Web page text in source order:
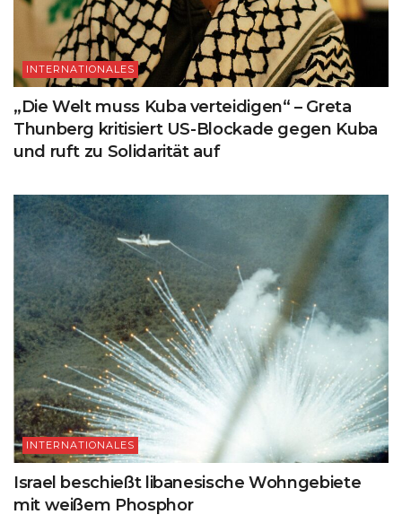
INTERNATIONALES
„Die Welt muss Kuba verteidigen“ – Greta
Thunberg kritisiert US-Blockade gegen Kuba
und ruft zu Solidarität auf
INTERNATIONALES
Israel beschießt libanesische Wohngebiete
mit weißem Phosphor